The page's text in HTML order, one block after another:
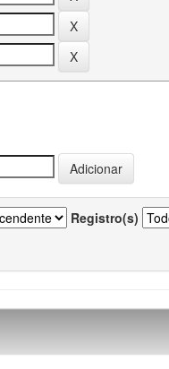
Registro(s)